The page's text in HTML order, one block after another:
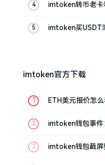
imtoken转币老卡
imtoken买USDT
imtoken官方下载
ETH美元报价怎
imtoken钱包事件
imtoken钱包截屏